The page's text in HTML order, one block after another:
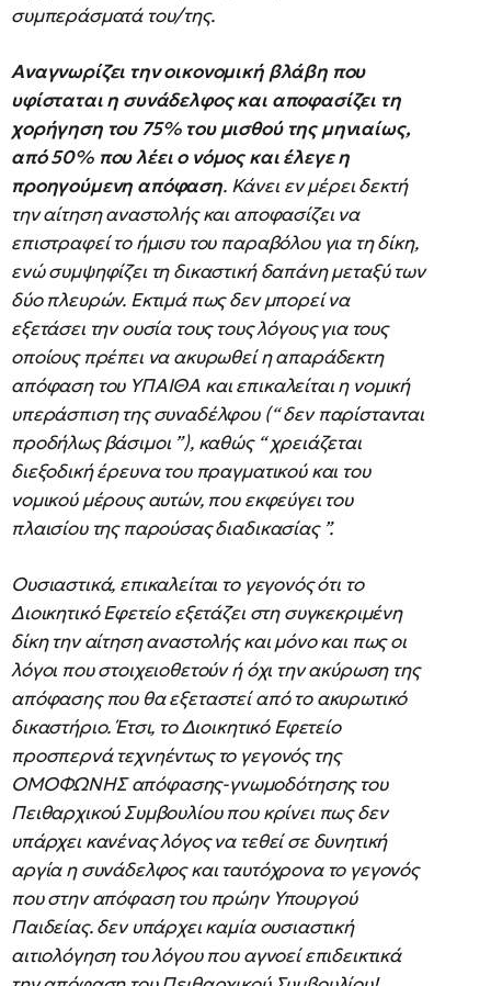
συμπεράσματά του/της.
Αναγνωρίζει την οικονομική βλάβη που
υφίσταται η συνάδελφος και αποφασίζει τη
χορήγηση του 75% του μισθού της μηνιαίως,
από 50% που λέει ο νόμος και έλεγε η
προηγούμενη απόφαση. Κάνει εν μέρει δεκτή
την αίτηση αναστολής και αποφασίζει να
επιστραφεί το ήμισυ του παραβόλου για τη δίκη,
ενώ συμψηφίζει τη δικαστική δαπάνη μεταξύ των
δύο πλευρών. Εκτιμά πως δεν μπορεί να
εξετάσει την ουσία τους τους λόγους για τους
οποίους πρέπει να ακυρωθεί η απαράδεκτη
απόφαση του ΥΠΑΙΘΑ και επικαλείται η νομική
υπεράσπιση της συναδέλφου (“ δεν παρίστανται
προδήλως βάσιμοι ”), καθώς “ χρειάζεται
διεξοδική έρευνα του πραγματικού και του
νομικού μέρους αυτών, που εκφεύγει του
πλαισίου της παρούσας διαδικασίας ”.
Ουσιαστικά, επικαλείται το γεγονός ότι το
Διοικητικό Εφετείο εξετάζει στη συγκεκριμένη
δίκη την αίτηση αναστολής και μόνο και πως οι
λόγοι που στοιχειοθετούν ή όχι την ακύρωση της
απόφασης που θα εξεταστεί από το ακυρωτικό
δικαστήριο. Έτσι, το Διοικητικό Εφετείο
προσπερνά τεχνηέντως το γεγονός της
ΟΜΟΦΩΝΗΣ απόφασης-γνωμοδότησης του
Πειθαρχικού Συμβουλίου που κρίνει πως δεν
υπάρχει κανένας λόγος να τεθεί σε δυνητική
αργία η συνάδελφος και ταυτόχρονα το γεγονός
που στην απόφαση του πρώην Υπουργού
Παιδείας. δεν υπάρχει καμία ουσιαστική
αιτιολόγηση του λόγου που αγνοεί επιδεικτικά